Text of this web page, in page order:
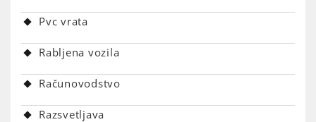
Pvc vrata
Rabljena vozila
Računovodstvo
Razsvetljava